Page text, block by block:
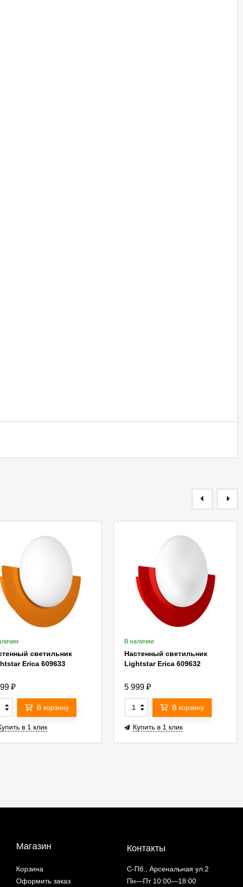
светильник
Erica 609633
₽
В корзину
в 1 клик
В наличии
Настенный светильник
Lightstar Erica 609632
5 999₽
В корзину
Купить в 1 клик
Магазин
Корзина
Оформить заказ
Контакты
С-Пб., Арсенальная ул.2
Пн—Пт 10:00—18:00